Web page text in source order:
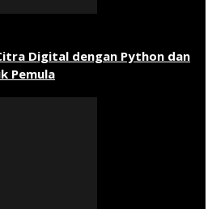
Digital dengan Python dan
Pemula